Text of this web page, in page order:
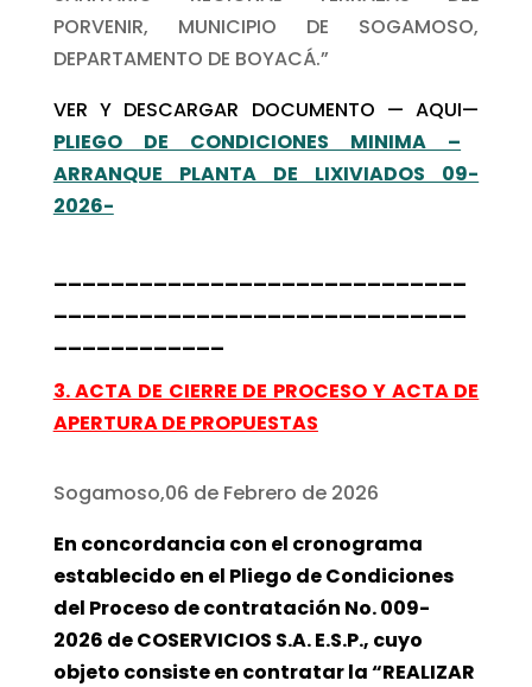
PORVENIR, MUNICIPIO DE SOGAMOSO,
DEPARTAMENTO DE BOYACÁ.”
VER Y DESCARGAR DOCUMENTO — AQUI—
PLIEGO DE CONDICIONES MINIMA –
ARRANQUE PLANTA DE LIXIVIADOS 09-
2026-
_____________________________
_____________________________
____________
3. ACTA DE CIERRE DE PROCESO Y ACTA DE
APERTURA DE PROPUESTAS
Sogamoso,06 de Febrero de 2026
En concordancia con el cronograma
establecido en el Pliego de Condiciones
del Proceso de contratación No. 009-
2026 de COSERVICIOS S.A. E.S.P., cuyo
objeto consiste en contratar la “REALIZAR